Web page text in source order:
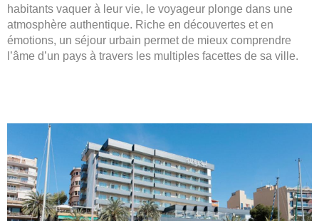
habitants vaquer à leur vie, le voyageur plonge dans une
atmosphère authentique. Riche en découvertes et en
émotions, un séjour urbain permet de mieux comprendre
l’âme d’un pays à travers les multiples facettes de sa ville.